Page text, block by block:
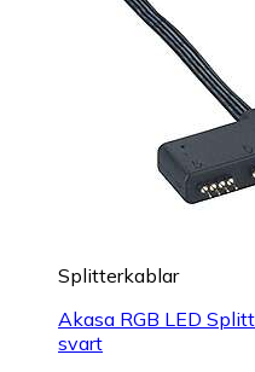
Splitterkablar
Akasa RGB LED
svart